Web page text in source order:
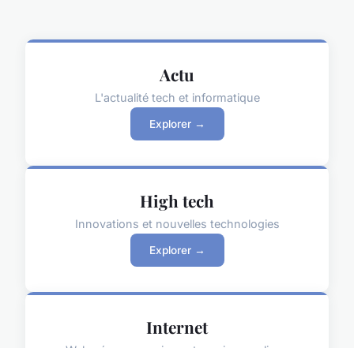
Actu
L'actualité tech et informatique
Explorer →
High tech
Innovations et nouvelles technologies
Explorer →
Internet